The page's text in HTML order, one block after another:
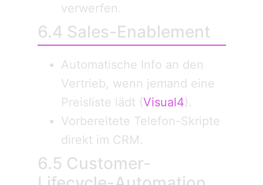
verwerfen.
6.4 Sales-Enablement
Automatische Info an den
Vertrieb, wenn jemand eine
Preisliste lädt (Visual4).
Vorbereitete Telefon-Skripte
direkt im CRM.
6.5 Customer-